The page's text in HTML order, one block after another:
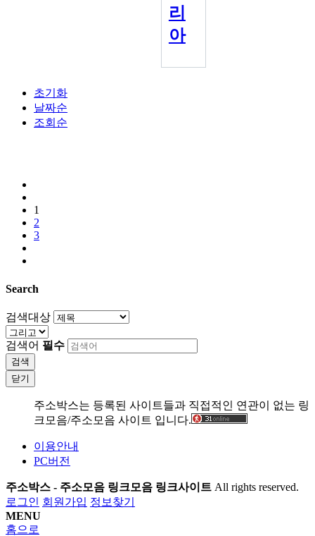
리
아
초기화
날짜순
조회순
1
2
3
Search
검색대상
검색어 필수
검색
닫기
주소박스는 등록된 사이트들과 직접적인 연관이 없는 링
크모음/주소모음 사이트 입니다.
이용안내
PC버전
주소박스 - 주소모음 링크모음 링크사이트 All rights reserved.
로그인 회원가입 정보찾기
MENU
홈으로